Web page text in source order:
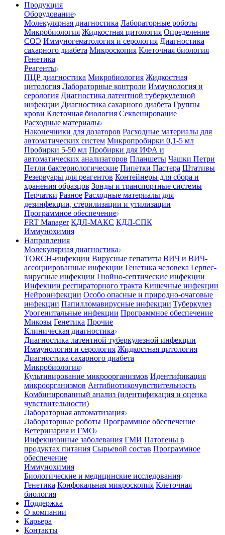
Продукция
Оборудование
Молекулярная диагностика Лабораторные роботы
Микробиология Жидкостная цитология Определение
СОЭ Иммуногематология и серология Диагностика
сахарного диабета Микроскопия Клеточная биология
Генетика
Реагенты
ПЦР диагностика Микробиология Жидкостная
цитология Лабораторные контроли Иммунология и
серология Диагностика латентной туберкулезной
инфекции Диагностика сахарного диабета Группы
крови Клеточная биология Секвенирование
Расходные материалы
Наконечники для дозаторов Расходные материалы для
автоматических систем Микропробирки 0,1-5 мл
Пробирки 5-50 мл Пробирки для ИФА и
автоматических анализаторов Планшеты Чашки Петри
Петли бактериологические Пипетки Пастера Штативы
Резервуары для реагентов Контейнеры для сбора и
хранения образцов Зонды и транспортные системы
Перчатки Разное Расходные материалы для
дезинфекции, стерилизации и утилизации
Программное обеспечение
FRT Manager КДЛ-МАКС КДЛ-СПК
Иммунохимия
Направления
Молекулярная диагностика
TORCH-инфекции Вирусные гепатиты ВИЧ и ВИЧ-
ассоциированные инфекции Генетика человека Герпес-
вирусные инфекции Гнойно-септические инфекции
Инфекции респираторного тракта Кишечные инфекции
Нейроинфекции Особо опасные и природно-очаговые
инфекции Папилломавирусные инфекции Туберкулез
Урогенитальные инфекции Программное обеспечение
Микозы Генетика Прочие
Клиническая диагностика
Диагностика латентной туберкулезной инфекции
Иммунология и серология Жидкостная цитология
Диагностика сахарного диабета
Микробиология
Культивирование микроорганизмов Идентификация
микроорганизмов Антибиотикочувствительность
Комбинированный анализ (идентификация и оценка
чувствительности)
Лабораторная автоматизация
Лабораторные роботы Программное обеспечение
Ветеринария и ГМО
Инфекционные заболевания ГМИ Патогены в
продуктах питания Сырьевой состав Программное
обеспечение
Иммунохимия
Биологические и медицинские исследования
Генетика Конфокальная микроскопия Клеточная
биология
Поддержка
О компании
Карьера
Контакты